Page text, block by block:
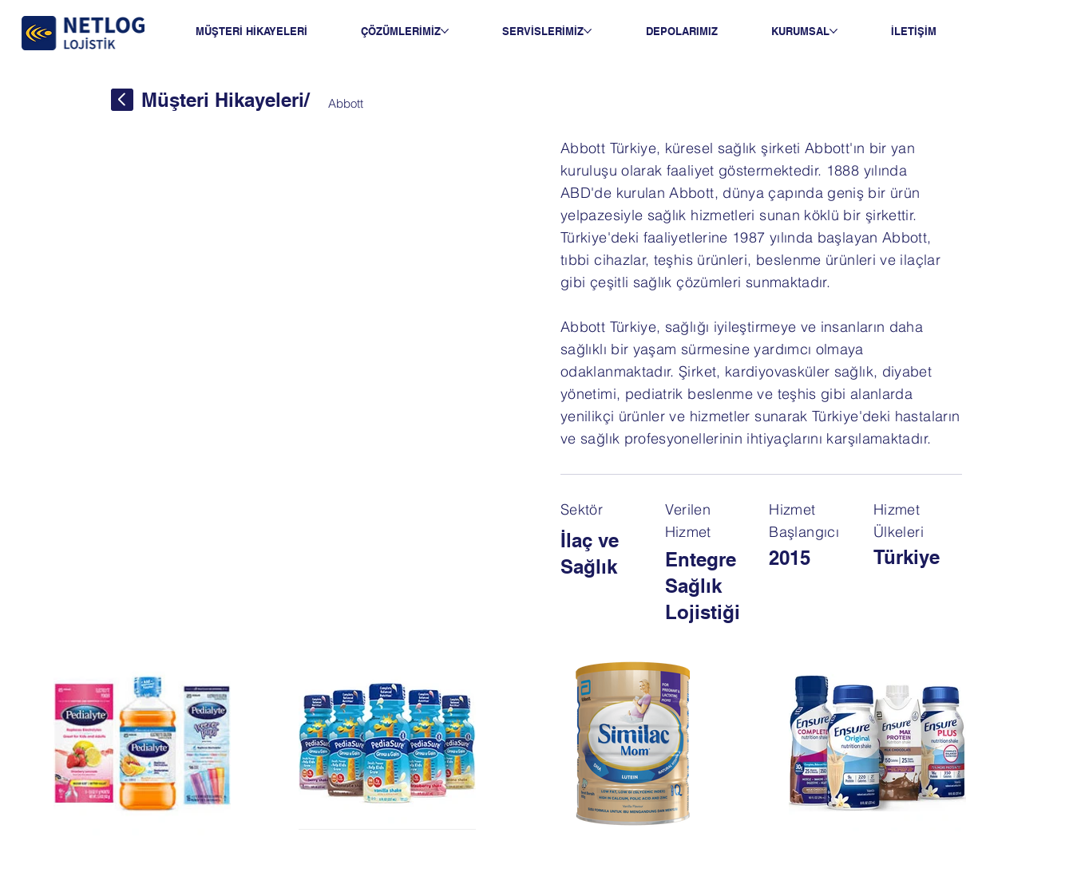
MÜŞTERİ HİKAYELERİ ÇÖZÜMLERİMİZ SERVİSLERİMİZ DEPOLARIMIZ KURUMSAL İLETİŞİM
Abbott
/
Müşteri Hikayeleri
Abbott Türkiye, küresel sağlık şirketi Abbott'ın bir yan
kuruluşu olarak faaliyet göstermektedir. 1888 yılında
ABD'de kurulan Abbott, dünya çapında geniş bir ürün
yelpazesiyle sağlık hizmetleri sunan köklü bir şirkettir.
Türkiye'deki faaliyetlerine 1987 yılında başlayan Abbott,
tıbbi cihazlar, teşhis ürünleri, beslenme ürünleri ve ilaçlar
gibi çeşitli sağlık çözümleri sunmaktadır.
Abbott Türkiye, sağlığı iyileştirmeye ve insanların daha
sağlıklı bir yaşam sürmesine yardımcı olmaya
odaklanmaktadır. Şirket, kardiyovasküler sağlık, diyabet
yönetimi, pediatrik beslenme ve teşhis gibi alanlarda
yenilikçi ürünler ve hizmetler sunarak Türkiye'deki hastaların
ve sağlık profesyonellerinin ihtiyaçlarını karşılamaktadır.
Sektör
İlaç ve
Sağlık
Verilen
Hizmet
Entegre
Sağlık
Lojistiği
Hizmet
Başlangıcı
2015
Hizmet
Ülkeleri
Türkiye